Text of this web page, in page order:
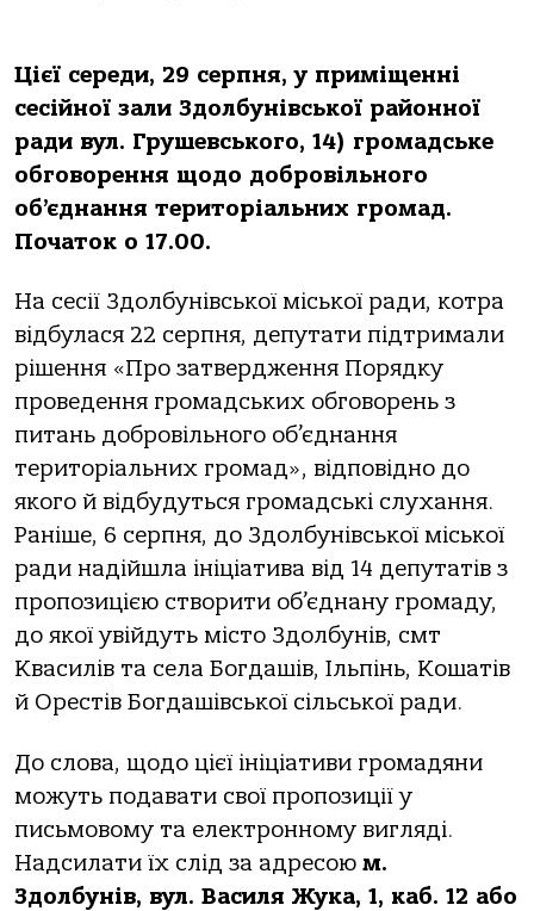
Цієї середи, 29 серпня, у приміщенні
сесійної зали Здолбунівської районної
ради вул. Грушевського, 14) громадське
обговорення щодо добровільного
об’єднання територіальних громад.
Початок о 17.00.
На сесії Здолбунівської міської ради, котра
відбулася 22 серпня, депутати підтримали
рішення «Про затвердження Порядку
проведення громадських обговорень з
питань добровільного об’єднання
територіальних громад», відповідно до
якого й відбудуться громадські слухання.
Раніше, 6 серпня, до Здолбунівської міської
ради надійшла ініціатива від 14 депутатів з
пропозицією створити об’єднану громаду,
до якої увійдуть місто Здолбунів, смт
Квасилів та села Богдашів, Ільпінь, Кошатів
й Орестів Богдашівської сільської ради.
До слова, щодо цієї ініціативи громадяни
можуть подавати свої пропозиції у
письмовому та електронному вигляді.
Надсилати їх слід за адресою м.
Здолбунів, вул. Василя Жука, 1, каб. 12 або